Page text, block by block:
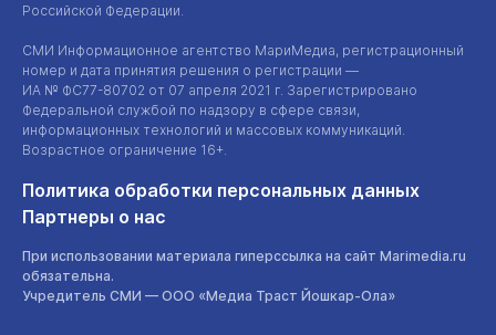
Российской Федерации.
СМИ Информационное агентство МариМедиа, регистрационный
номер и дата принятия решения о регистрации —
ИА № ФС77-80702 от 07 апреля 2021 г. Зарегистрировано
Федеральной службой по надзору в сфере связи,
информационных технологий и массовых коммуникаций.
Возрастное ограничение 16+.
Политика обработки персональных данных
Партнеры о нас
При использовании материала гиперссылка на сайт Marimedia.ru
обязательна.
Учредитель СМИ — ООО «Медиа Траст Йошкар-Ола»